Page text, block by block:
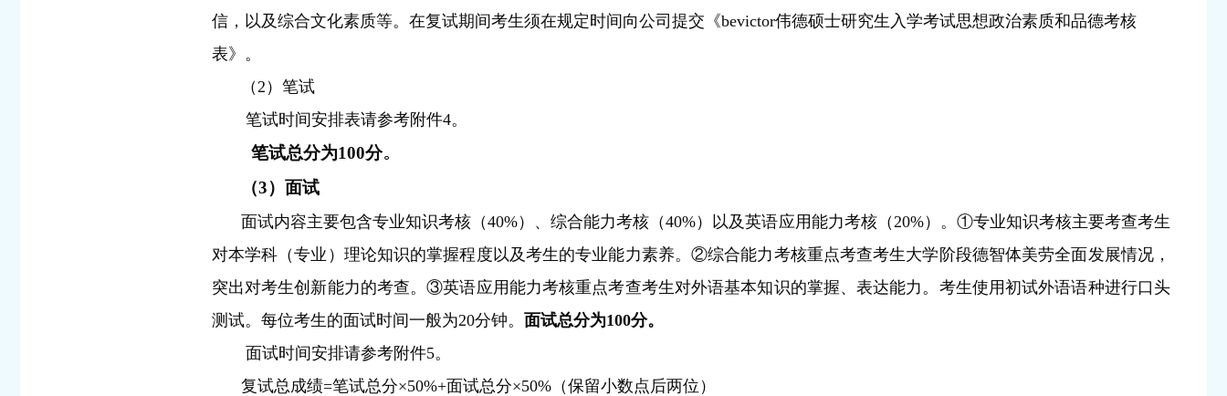
信，以及综合文化素质等。在复试期间考生须在规定时间向公司提交《bevictor伟德硕士研究生入学考试思想政治素质和品德考核
表》。
（2）笔试
笔试时间安排表请参考附件4。
笔试总分为100分。
（3）面试
面试内容主要包含专业知识考核（40%）、综合能力考核（40%）以及英语应用能力考核（20%）。①专业知识考核主要考查考生
对本学科（专业）理论知识的掌握程度以及考生的专业能力素养。②综合能力考核重点考查考生大学阶段德智体美劳全面发展情况，
突出对考生创新能力的考查。③英语应用能力考核重点考查考生对外语基本知识的掌握、表达能力。考生使用初试外语语种进行口头
测试。每位考生的面试时间一般为20分钟。 面试总分为100分。
面试时间安排请参考附件5。
复试总成绩=笔试总分×50%+面试总分×50%（保留小数点后两位）